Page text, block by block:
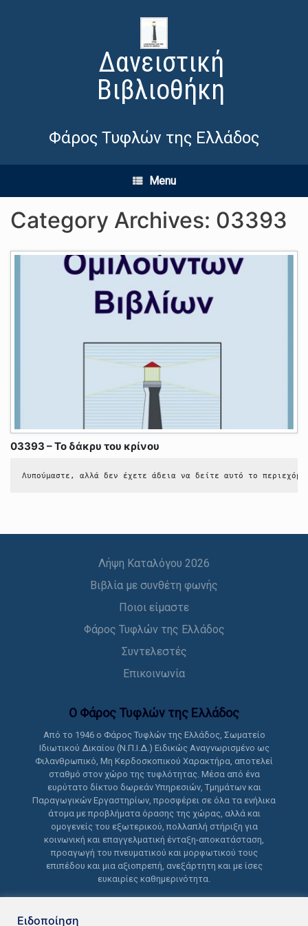
Δανειστική
Βιβλιοθήκη
Φάρος Τυφλών της Ελλάδος
Menu
Category Archives: 03393
03393 – Το δάκρυ του κρίνου
Λυπούμαστε, αλλά δεν έχετε άδεια να δείτε αυτό το
Λήψη Καταλόγου 2026
Βιβλία με συνθέτη φωνής
Ποιοι είμαστε
Φάρος Τυφλών της Ελλάδος
Συντελεστές
Επικοινωνία
Ο Φάρος Τυφλών της Ελλάδoς
Από το 1946 ο Φάρος Τυφλών της Ελλάδος, Σωματείο
Ιδιωτικού Δικαίου (Ν.Π.Ι.Δ.) Ειδικώς Αναγνωρισμένο ως
Φιλανθρωπικό, Μη Κερδοσκοπικού Χαρακτήρα, αποτελεί
σταθμό στον χώρο της τυφλότητας. Μέσα από ένα
ευρύτατο δίκτυο δωρεάν Υπηρεσιών, Τμημάτων και
Παραγωγικών Εργαστηρίων, προσφέρει σε όλα τα ενήλικα
άτομα με προβλήματα όρασης της χώρας, αλλά και
ομογενείς του εξωτερικού, πολλαπλή στήριξη για
κοινωνική και επαγγελματική ένταξη-αποκατάσταση,
προαγωγή του πνευματικού και μορφωτικού τους
επιπέδου και μια αξιοπρεπή, ανεξάρτητη και με ίσες
ευκαιρίες καθημερινότητα.
Ειδοποίηση